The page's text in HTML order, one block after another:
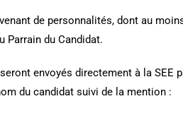
de personnalités, dont au
Parrain du Candidat.
envoyés directement à la SEE
du candidat suivi de la mention :